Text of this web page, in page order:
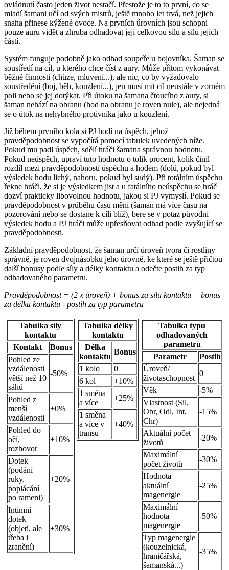
ovládnutí často jeden život nestačí. Přestože je to to první, co se
mladí šamani učí od svých mistrů, ještě mnoho let trvá, než jejich
snaha přinese kýžené ovoce. Na prvních úrovních jsou schopni
pouze auru vidět a zhruba odhadovat její celkovou sílu a sílu jejích
částí.
Systém funguje podobně jako odhad soupeře u bojovníka. Šaman se
soustředí na cíl, u kterého chce číst z aury. Může přitom vykonávat
běžné činnosti (chůze, mluvení...), ale nic, co by vyžadovalo
soustředění (boj, běh, kouzlení...), jen musí mít cíl neustále v zorném
poli nebo se jej dotýkat. Při útoku na šamana čtoucího z aury, si
šaman nehází na obranu (hod na obranu je roven nule), ale nejedná
se o útok na nehybného protivníka jako u kouzlení.
Již během prvního kola si PJ hodí na úspěch, jehož
pravděpodobnost se vypočítá pomocí tabulek uvedených níže.
Pokud mu padl úspěch, sdělí hráči šamana správnou hodnotu.
Pokud neúspěch, upraví tuto hodnotu o tolik procent, kolik činil
rozdíl mezi pravděpodobností úspěchu a hodem (dolů, pokud byl
výsledek hodu lichý, nahoru, pokud byl sudý). Při totálním úspěchu
řekne hráči, že si je výsledkem jist a u fatálního neúspěchu se hráč
dozví prakticky libovolnou hodnotu, jakou si PJ vymyslí. Pokud se
pravděpodobnost v průběhu času mění (šaman má více času na
pozorování nebo se dostane k cíli blíž), bere se v potaz původní
výsledek hodu a PJ hráči může upřesňovat odhad podle zvyšující se
pravděpodobnosti.
Základní pravděpodobnost, že šaman určí úroveň tvora či rostliny
správně, je roven dvojnásobku jeho úrovně, ke které se ještě přičtou
další bonusy podle síly a délky kontaktu a odečte postih za typ
odhadovaného parametru.
Pravděpodobnost = (2 x úroveň) + bonus za sílu kontaktu + bonus
za délku kontaktu - postih za typ parametru
Tabulka síly
kontaktu
Kontakt
Bonus
Pohled ze
vzdálenosti
větší než 10
sáhů
-50%
Pohled z
menší
vzdálenosti
+0%
Pohled do
očí,
rozhovor
+10%
Dotek
(podání
ruky,
poplácání
po rameni)
+20%
Intimní
dotek
(objetí, ale
třeba i
zranění)
+30%
Tabulka délky
kontaktu
Délka
kontaktu
Bonus
1 kolo
0
6 kol
+10%
1 směna
a více
+25%
1 směna
a více v
transu
+40%
Tabulka typu
odhadovaných
parametrů
Parametr
Postih
Úroveň/
životaschopnost
0
Věk
-5%
Vlastnost (Sil,
Obr, Odl, Int,
Chr)
-15%
Aktuální počet
životů
-20%
Maximální
počet životů
-30%
Hodnota
aktuální
magenergie
-25%
Maximální
hodnota
magenergie
-50%
Typ magenergie
(kouzelnická,
hraničářská,
šamanská...)
-35%